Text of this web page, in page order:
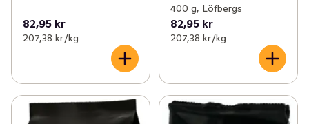
82,95 kr
207,38 kr /kg
400 g, Löfbergs
82,95 kr
207,38 kr /kg